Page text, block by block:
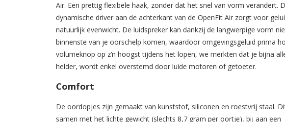
Air. Een prettig flexibele haak, zonder dat het snel van vorm verandert.
dynamische driver aan de achterkant van de OpenFit Air zorgt voor
natuurlijk evenwicht. De luidspreker kan dankzij de langwerpige vorm
binnenste van je oorschelp komen, waardoor omgevingsgeluid prima
volumeknop op z’n hoogst tijdens het lopen, we merkten dat je bijna
helder, wordt enkel overstemd door luide motoren of getoeter.
Comfort
De oordopjes zijn gemaakt van kunststof, siliconen en roestvrij staal.
samen met het lichte gewicht (slechts 8,7 gram per oortje), bij aan een